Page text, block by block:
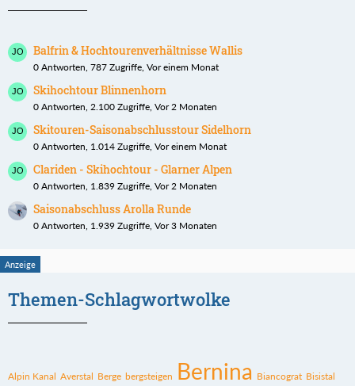
Balfrin & Hochtourenverhältnisse Wallis
0 Antworten, 787 Zugriffe, Vor einem Monat
Skihochtour Blinnenhorn
0 Antworten, 2.100 Zugriffe, Vor 2 Monaten
Skitouren-Saisonabschlusstour Sidelhorn
0 Antworten, 1.014 Zugriffe, Vor einem Monat
Clariden - Skihochtour - Glarner Alpen
0 Antworten, 1.839 Zugriffe, Vor 2 Monaten
Saisonabschluss Arolla Runde
0 Antworten, 1.939 Zugriffe, Vor 3 Monaten
Themen-Schlagwortwolke
Alpin Kanal Averstal Berge bergsteigen Bernina Biancograt Bisistal